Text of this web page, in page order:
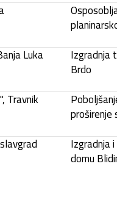
Luka Izgradnja
Brdo
Travnik
Izgradnja
domu